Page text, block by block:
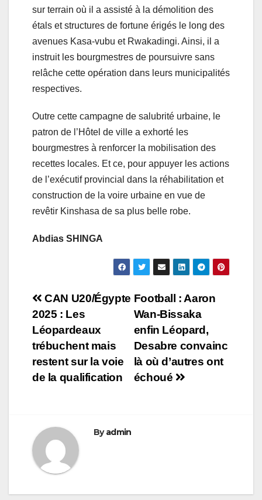
sur terrain où il a assisté à la démolition des
étals et structures de fortune érigés le long des
avenues Kasa-vubu et Rwakadingi. Ainsi, il a
instruit les bourgmestres de poursuivre sans
relâche cette opération dans leurs municipalités
respectives.
Outre cette campagne de salubrité urbaine, le
patron de l’Hôtel de ville a exhorté les
bourgmestres à renforcer la mobilisation des
recettes locales. Et ce, pour appuyer les actions
de l’exécutif provincial dans la réhabilitation et
construction de la voire urbaine en vue de
revêtir Kinshasa de sa plus belle robe.
Abdias SHINGA
Navigation
de
l’article
Football : Aaron
Wan-Bissaka
enfin Léopard,
Desabre convainc
là où d’autres ont
échoué
CAN U20/Égypte
2025 : Les
Léopardeaux
trébuchent mais
restent sur la voie
de la qualification
Byadmin